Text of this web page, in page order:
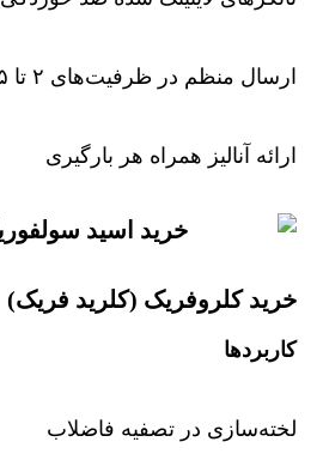
ارسال منظم در ظرفیت‌های ۲ تا ۲۵ تن
ارائه آنالیز همراه هر بارگیری
خرید کلروفریک (کلرید فریک)
کاربردها
لخته‌سازی در تصفیه فاضلاب